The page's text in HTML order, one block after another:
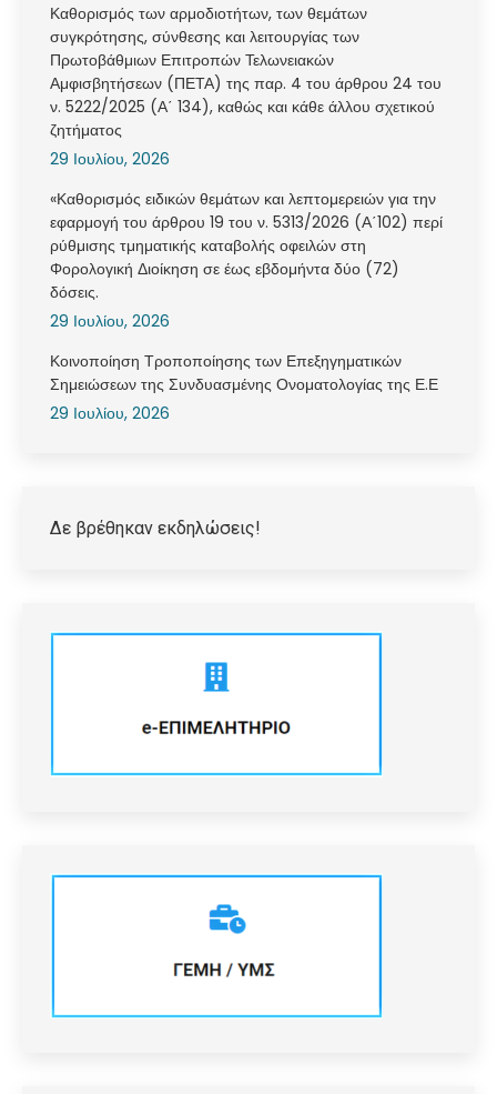
Καθορισμός των αρμοδιοτήτων, των θεμάτων
συγκρότησης, σύνθεσης και λειτουργίας των
Πρωτοβάθμιων Επιτροπών Τελωνειακών
Αμφισβητήσεων (ΠΕΤΑ) της παρ. 4 του άρθρου 24 του
ν. 5222/2025 (Α΄ 134), καθώς και κάθε άλλου σχετικού
ζητήματος
29 Ιουλίου, 2026
«Καθορισμός ειδικών θεμάτων και λεπτομερειών για την
εφαρμογή του άρθρου 19 του ν. 5313/2026 (Α΄102) περί
ρύθμισης τμηματικής καταβολής οφειλών στη
Φορολογική Διοίκηση σε έως εβδομήντα δύο (72)
δόσεις.
29 Ιουλίου, 2026
Κοινοποίηση Τροποποίησης των Επεξηγηματικών
Σημειώσεων της Συνδυασμένης Ονοματολογίας της Ε.Ε
29 Ιουλίου, 2026
Δε βρέθηκαν εκδηλώσεις!